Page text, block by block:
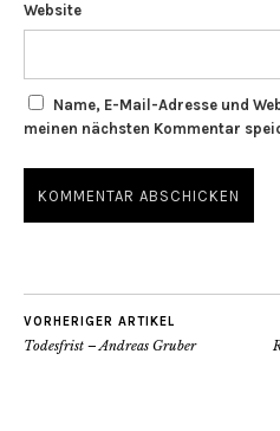
Website
Name, E-Mail-Adresse und
meinen nächsten Kommentar
VORHERIGER ARTIKEL
Todesfrist – Andreas Gruber